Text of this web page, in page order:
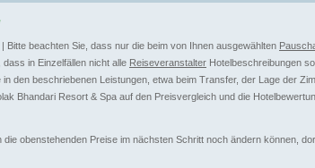
Bitte beachten Sie, dass nur die beim von Ihnen ausgewählten
in Einzelfällen nicht alle Reiseveranstalter Hotelbeschreibungen
den beschriebenen Leistungen, etwa beim Transfer, der Lage der
Bhandari Resort & Spa auf den Preisvergleich und die
die obenstehenden Preise im nächsten Schritt noch ändern können,